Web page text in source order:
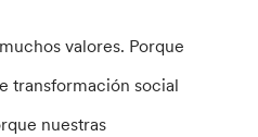
valores. Porque
transformación social
nuestras